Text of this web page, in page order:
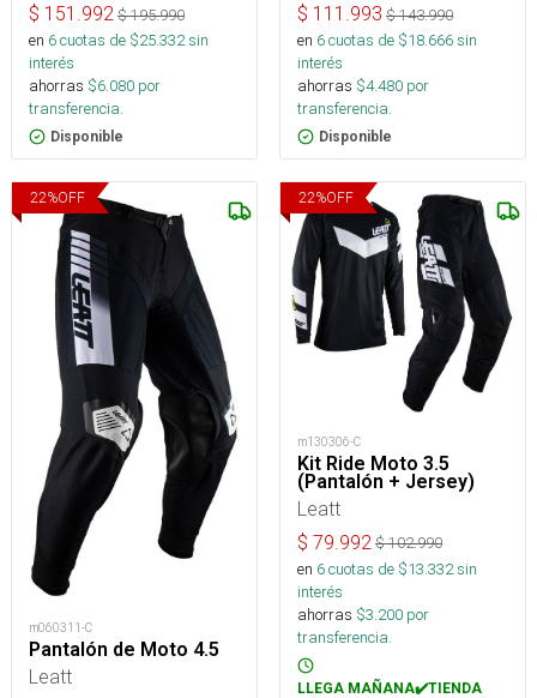
$ 151.992 $195.990
en 6cuotas de $25.332sin
interés
ahorras $6.080 por
transferencia.
Disponible
$ 111.993 $143.990
en 6cuotas de $18.666sin
interés
ahorras $4.480 por
transferencia.
Disponible
22%OFF
m060311-C
Pantalón de Moto 4.5
Leatt
22%OFF
m130306-C
Kit Ride Moto 3.5
(Pantalón + Jersey)
Leatt
$ 79.992 $102.990
en 6cuotas de $13.332sin
interés
ahorras $3.200 por
transferencia.
LLEGA MAÑANA✔️TIENDA